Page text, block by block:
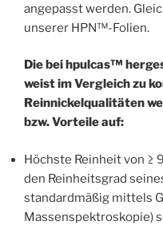
angepasst werden.
unserer HPN™-Folien.
Die bei hpulcas™
weist im Vergleich zu
Reinnickelqualitäten
bzw. Vorteile auf:
Höchste Reinheit von
den Reinheitsgrad
standardmäßig mittels
Massenspektroskopie)